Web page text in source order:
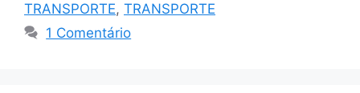
TRANSPORTE, TRANSPORTE
1 Comentário